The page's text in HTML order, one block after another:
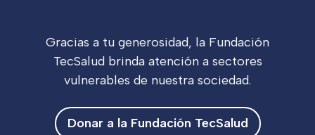
Gracias a tu generosidad, la Fundación
TecSalud brinda atención a sectores
vulnerables de nuestra sociedad.
Donar a la Fundación TecSalud